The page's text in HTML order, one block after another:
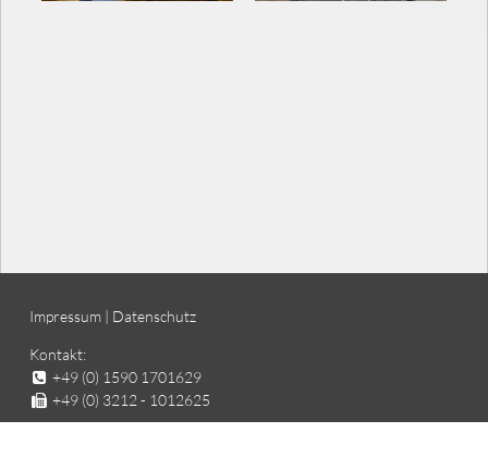
Impressum | Datenschutz
Kontakt:
+49 (0) 1590 1701629
+49 (0) 3212 - 1012625